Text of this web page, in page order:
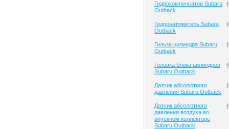
Гидрокомпенсатор Subaru
Outback
(
Гидронатяжитель Subaru
Outback
(
Гильза цилиндра Subaru
Outback
(
Головка блока цилиндров
Subaru Outback
(
Датчик абсолютного
давления Subaru Outback
(
Датчик абсолютного
давления воздуха во
впускном коллекторе
Subaru Outback
(